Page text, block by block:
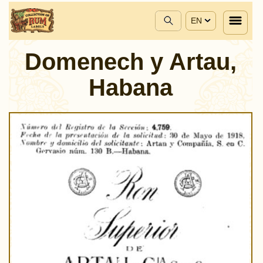
EN
Domenech y Artau,
Habana